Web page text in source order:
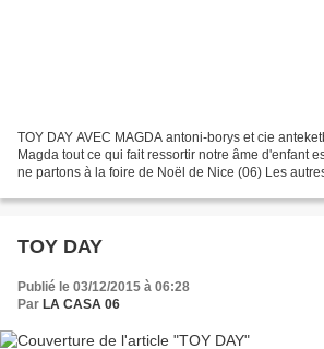
TOY DAY AVEC MAGDA antoni-borys et cie
Magda tout ce qui fait ressortir notre âme d'enfant
ne partons à la foire de Noël de Nice (06) Les
TOY DAY
Publié le 03/12/2015 à 06:28
Par LA CASA 06